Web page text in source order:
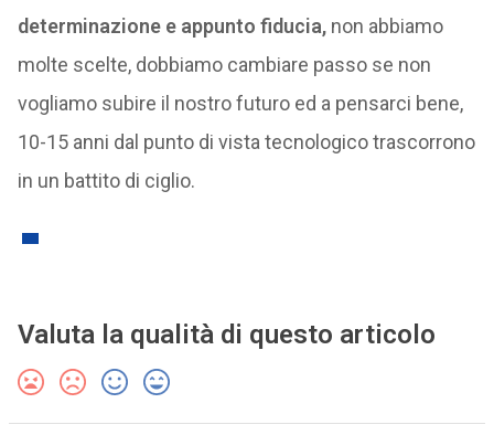
determinazione e appunto fiducia,non abbiamo
molte scelte, dobbiamo cambiare passo se non
vogliamo subire il nostro futuro ed a pensarci bene,
10-15 anni dal punto di vista tecnologico trascorrono
in un battito di ciglio.
Valuta la qualità di questo articolo